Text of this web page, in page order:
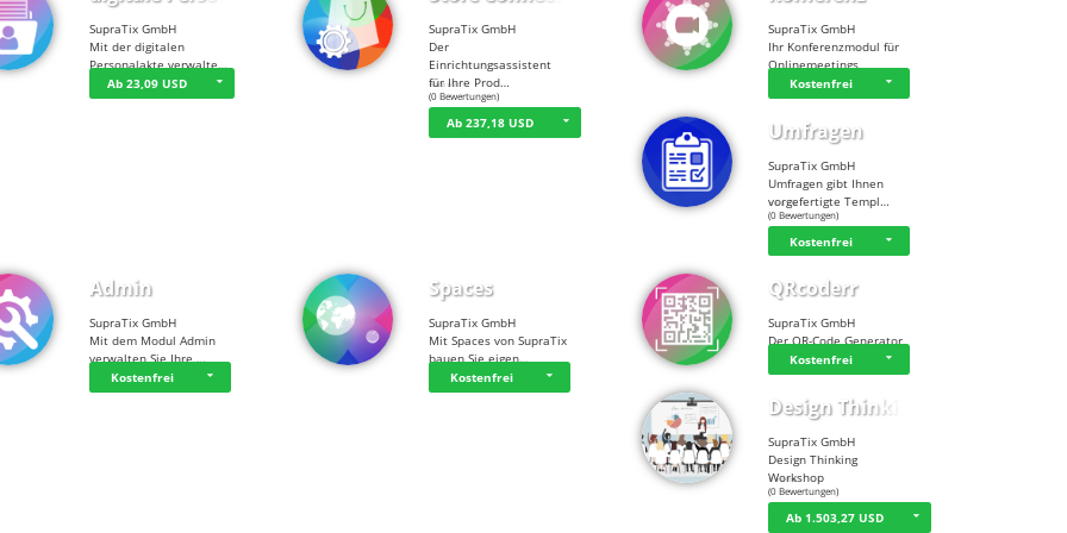
SupraTix GmbH
Mit der digitalen
Personalakte verwalte…
Ab 23,09 USD
SupraTix GmbH
Der
Einrichtungsassistent
für Ihre Prod…
☆☆☆ ☆☆
(0 Bewertungen)
Ab 237,18 USD
SupraTix GmbH
Ihr Konferenzmodul für
Onlinemeetings
Kostenfrei
Umfragen
SupraTix GmbH
Umfragen gibt Ihnen
vorgefertigte Templ…
☆☆☆☆☆
(0 Bewertungen)
Kostenfrei
Admin
SupraTix GmbH
Mit dem Modul Admin
verwalten Sie Ihre …
Kostenfrei
Spaces
SupraTix GmbH
Mit Spaces von SupraTix
bauen Sie eigen…
Kostenfrei
QRcoderr
SupraTix GmbH
Der QR-Code Generator
Kostenfrei
Design Thinking…
SupraTix GmbH
Design Thinking
Workshop
☆☆☆ ☆☆
(0 Bewertungen)
Ab 1.503,27 USD